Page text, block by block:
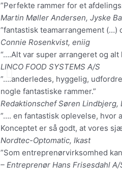
”Perfekte rammer for et
Martin Møller Andersen, Jyske
”fantastisk teamarrangement
Connie Rosenkvist, eniig
“….Alt var super arrangeret og
LINCO FOOD SYSTEMS A/S
”….anderledes, hyggelig,
nogle fantastiske rammer.”
Redaktionschef Søren Lindbjerg,
”…. en fantastisk oplevelse,
Konceptet er så godt, at vores
Nordtec-Optomatic, Ikast
”Som entreprenørvirksomhed
– Entreprenør Hans Frisesdahl A/
T
i
d
l
i
g
e
r
e